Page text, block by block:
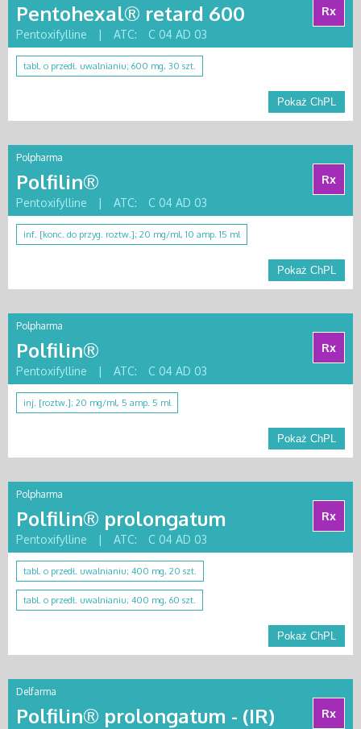
Pentohexal® retard 600
Rx
Pentoxifylline
| ATC: C 04 AD 03
tabl. o przedł. uwalnianiu; 600 mg, 30 szt.
Pokaż ChPL
Polpharma
Polfilin®
Rx
Pentoxifylline
| ATC: C 04 AD 03
inf. [konc. do przyg. roztw.]; 20 mg/ml, 10 amp. 15 ml
Pokaż ChPL
Polpharma
Polfilin®
Rx
Pentoxifylline
| ATC: C 04 AD 03
inj. [roztw.]; 20 mg/ml, 5 amp. 5 ml
Pokaż ChPL
Polpharma
Polfilin® prolongatum
Rx
Pentoxifylline
| ATC: C 04 AD 03
tabl. o przedł. uwalnianiu; 400 mg, 20 szt.
tabl. o przedł. uwalnianiu; 400 mg, 60 szt.
Pokaż ChPL
Delfarma
Polfilin® prolongatum - (IR)
Rx